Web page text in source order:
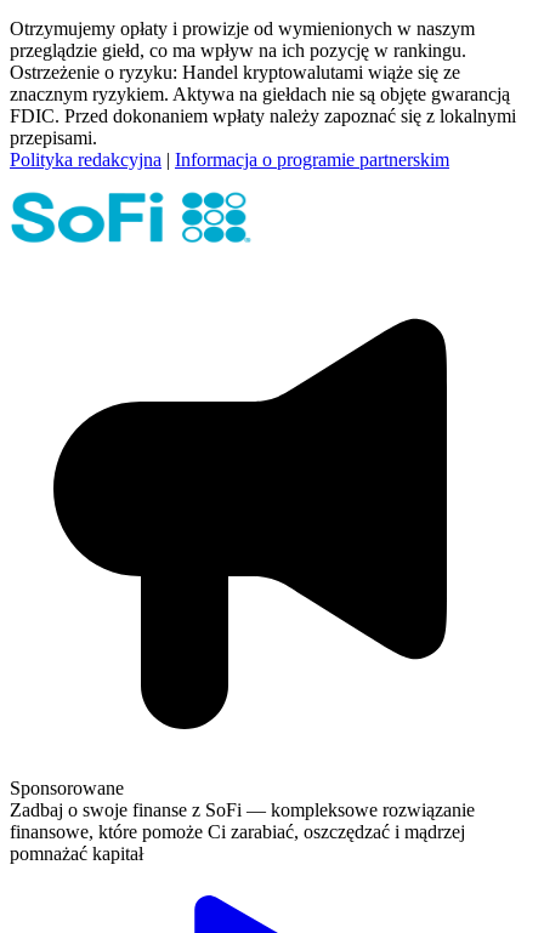
Otrzymujemy opłaty i prowizje od wymienionych w naszym
przeglądzie giełd, co ma wpływ na ich pozycję w rankingu.
Ostrzeżenie o ryzyku: Handel kryptowalutami wiąże się ze
znacznym ryzykiem. Aktywa na giełdach nie są objęte gwarancją
FDIC. Przed dokonaniem wpłaty należy zapoznać się z lokalnymi
przepisami.
Polityka redakcyjna | Informacja o programie partnerskim
Sponsorowane
Zadbaj o swoje finanse z SoFi — kompleksowe rozwiązanie
finansowe, które pomoże Ci zarabiać, oszczędzać i mądrzej
pomnażać kapitał